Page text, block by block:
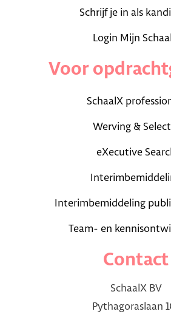
Schrijf je in als
Login Mijn
Voor
SchaalX
Werving &
eXecutive
Interimbemiddeling
Team- en
Contact
SchaalX BV
Pythagoraslaan